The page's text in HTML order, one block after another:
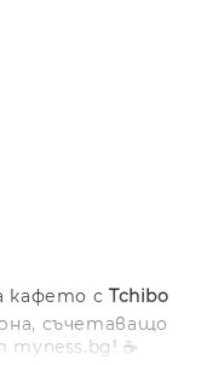
кафето с Tchibo
съчетаващо
☕